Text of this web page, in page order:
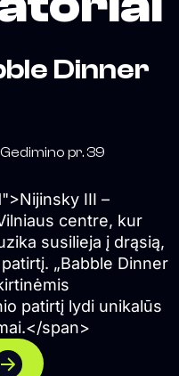
Dinner
pr. 39
III –
centre, kur
susilieja į drąsią,
„Babble Dinner
patirtį lydi unikalūs
span>